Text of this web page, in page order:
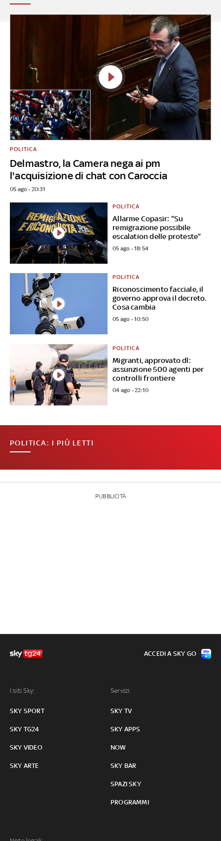
Delmastro, la Camera nega ai pm
l'acquisizione di chat con Caroccia
POLITICA
05 ago - 20:31
Allarme Copasir: “Su
remigrazione possibile
escalation delle proteste”
POLITICA
05 ago - 18:54
Riconoscimento facciale, il
governo approva il decreto.
Cosa cambia
POLITICA
05 ago - 10:50
Migranti, approvato dl:
assunzione 500 agenti per
controlli frontiere
POLITICA
04 ago - 22:10
POLITICA: I PIÙ LETTI
PUBBLICITÀ
I siti Sky:
SKY SPORT
SKY TG24
SKY VIDEO
SKY ARTE
Servizi:
SKY TV
SKY APPS
NOW
SKY BAR
SPAZI SKY
PROGRAMMI
ACCEDI A SKY GO